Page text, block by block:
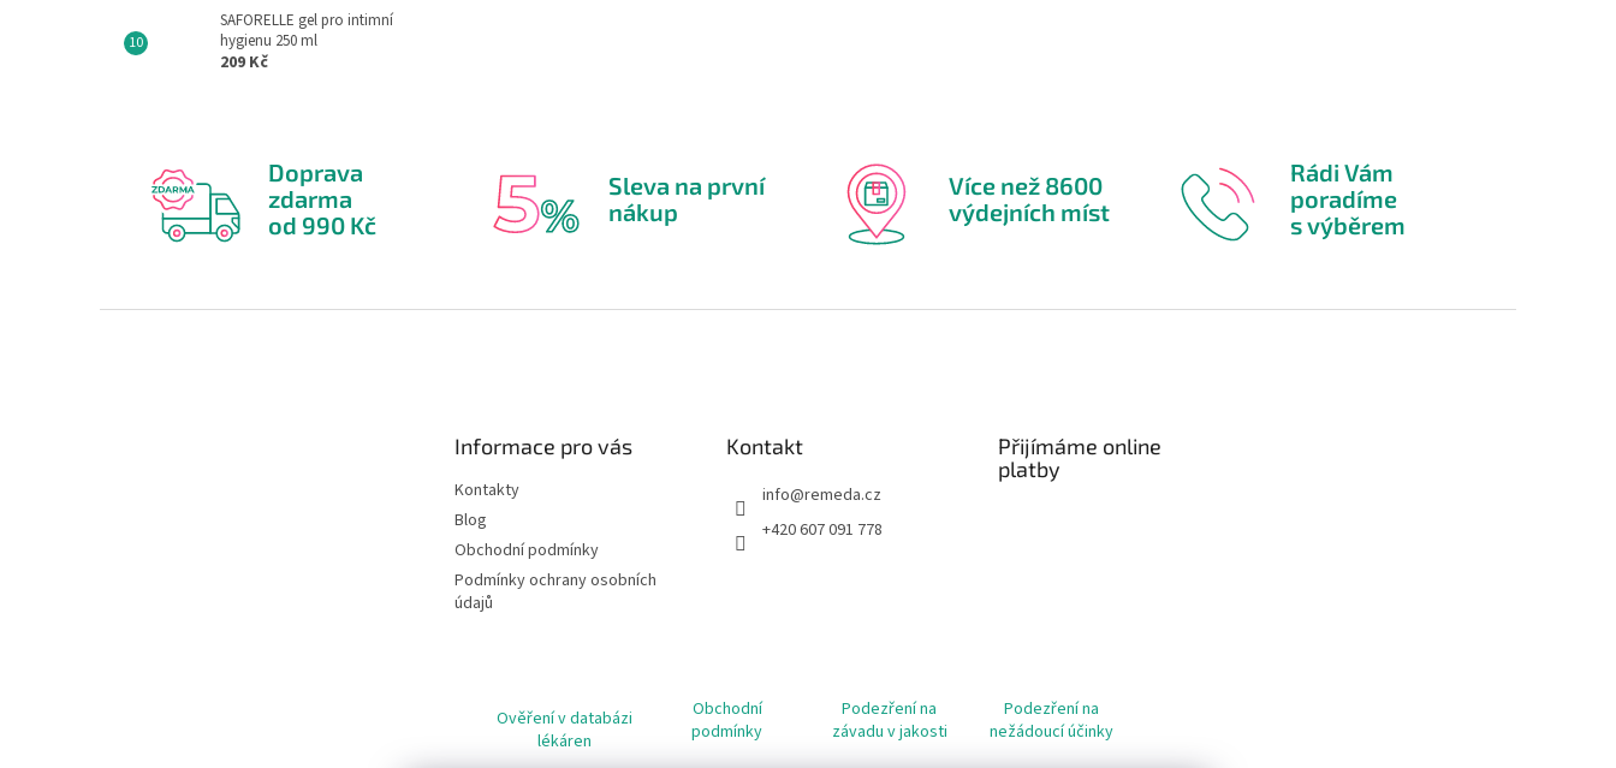
SAFORELLE gel pro intimní
hygienu 250 ml
209 Kč
Doprava
zdarma
od 990 Kč
Sleva na první
nákup
Více než 8600
výdejních míst
Rádi Vám
poradíme
s výběrem
Informace pro vás
Kontakty
Blog
Obchodní podmínky
Podmínky ochrany osobních
údajů
Kontakt
info@remeda.cz
+420 607 091 778
Přijímáme online
platby
Ověření v databázi
lékáren
Obchodní
podmínky
Podezření na
závadu v jakosti
Podezření na
nežádoucí účinky